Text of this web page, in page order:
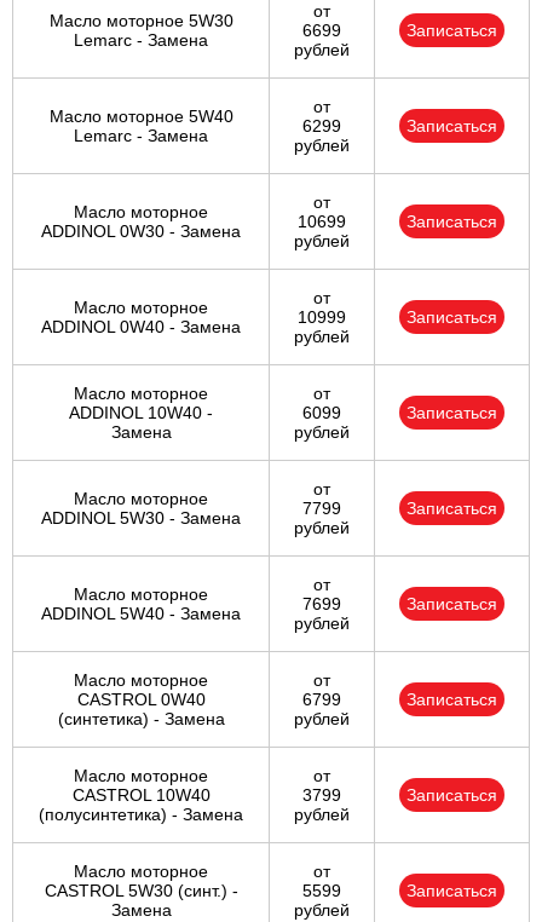
Масло моторное 5W30
Lemarc - Замена
от
6699
рублей
Записаться
Масло моторное 5W40
Lemarc - Замена
от
6299
рублей
Записаться
Масло моторное
ADDINOL 0W30 - Замена
от
10699
рублей
Записаться
Масло моторное
ADDINOL 0W40 - Замена
от
10999
рублей
Записаться
Масло моторное
ADDINOL 10W40 -
Замена
от
6099
рублей
Записаться
Масло моторное
ADDINOL 5W30 - Замена
от
7799
рублей
Записаться
Масло моторное
ADDINOL 5W40 - Замена
от
7699
рублей
Записаться
Масло моторное
CASTROL 0W40
(синтетика) - Замена
от
6799
рублей
Записаться
Масло моторное
CASTROL 10W40
(полусинтетика) - Замена
от
3799
рублей
Записаться
Масло моторное
CASTROL 5W30 (синт.) -
Замена
от
5599
рублей
Записаться